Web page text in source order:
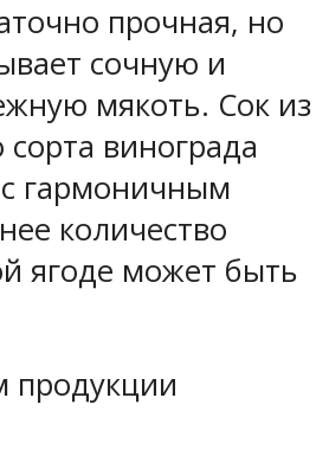
прочная, но
сочную и
мякоть. Сок из
винограда
гармоничным
количество
ягоде может быть
продукции